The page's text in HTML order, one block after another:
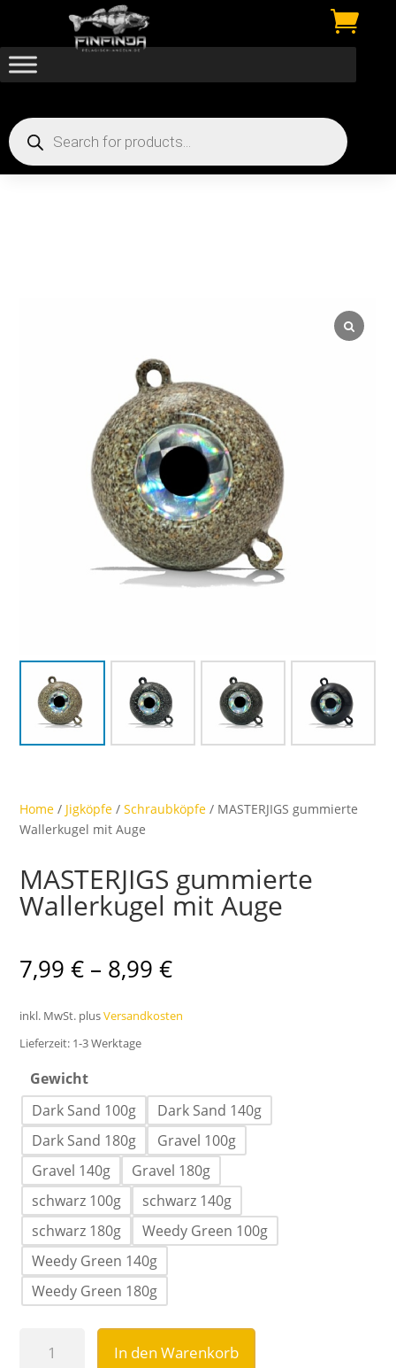

Products
search
Home / Jigköpfe /Schraubköpfe / MASTERJIGS gummierte
Wallerkugel mit Auge
MASTERJIGS gummierte
Wallerkugel mit Auge
7,99€ – 8,99€
inkl. MwSt. plusVersandkosten
Lieferzeit: 1-3 Werktage
Gewicht
Dark Sand 100g
Dark Sand 140g
Dark Sand 180g
Gravel 100g
Gravel 140g
Gravel 180g
schwarz 100g
schwarz 140g
schwarz 180g
Weedy Green 100g
Weedy Green 140g
Weedy Green 180g
gummierte
In den Warenkorb